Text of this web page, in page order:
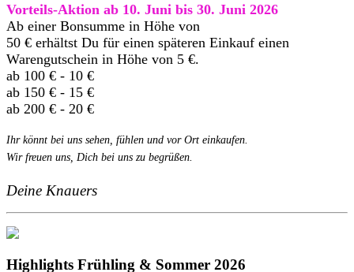
Vorteils-Aktion ab 10. Juni bis 30. Juni 2026
Ab einer Bonsumme in Höhe von
50 € erhältst Du für einen späteren Einkauf einen
Warengutschein in Höhe von 5 €.
ab 100 € - 10 €
ab 150 € - 15 €
ab 200 € - 20 €
Ihr könnt bei uns sehen, fühlen und vor Ort einkaufen.
Wir freuen uns, Dich bei uns zu begrüßen.
Deine Knauers
Highlights Frühling & Sommer 2026